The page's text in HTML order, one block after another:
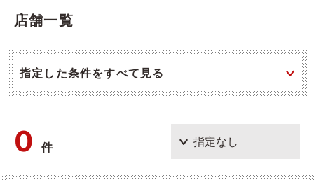
店舗一覧
指定した条件をすべて見る
0件